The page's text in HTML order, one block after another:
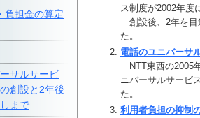
ス制度が2002年度
創設後、2年を目
た。
電話のユニバーサ
NTT東西の2005
ニバーサルサービ
た。
利用者負担の抑制
負担金の算定
サルサービ
創設と2年後
まで